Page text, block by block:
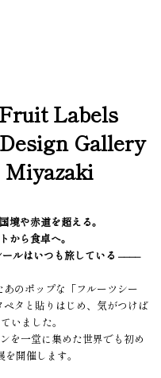
Labels
Gallery
境や赤道を超える。
から食卓へ。
ルはいつも旅している ––––
のポップな「フルーツシー
タと貼りはじめ、気がつけば
いました。
を一堂に集めた世界でも初め
開催します。